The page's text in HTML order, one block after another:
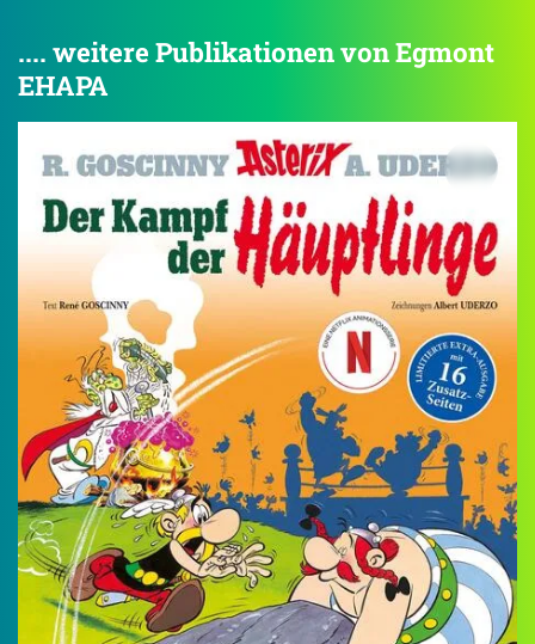
.... weitere Publikationen von Egmont
EHAPA